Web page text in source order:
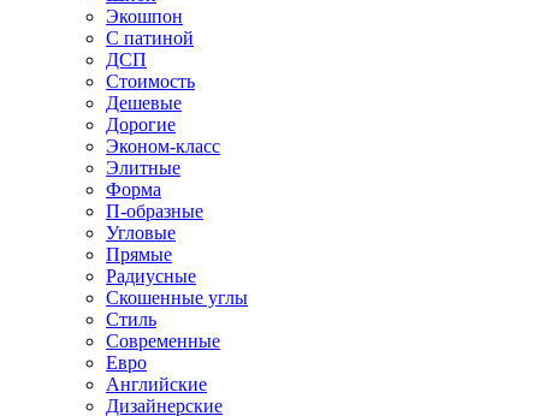
Экошпон
С патиной
ДСП
Стоимость
Дешевые
Дорогие
Эконом-класс
Элитные
Форма
П-образные
Угловые
Прямые
Радиусные
Скошенные углы
Стиль
Современные
Евро
Английские
Дизайнерские